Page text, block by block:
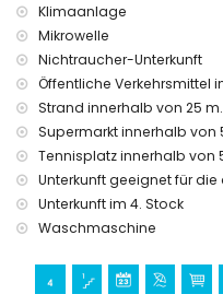
Klimaanlage
Mikrowelle
Nichtraucher-Unterkunft
Öffentliche Verkehrsmittel
Strand innerhalb von 25 m.
Supermarkt innerhalb von
Tennisplatz innerhalb von
Unterkunft geeignet für
Unterkunft im 4. Stock
Waschmaschine